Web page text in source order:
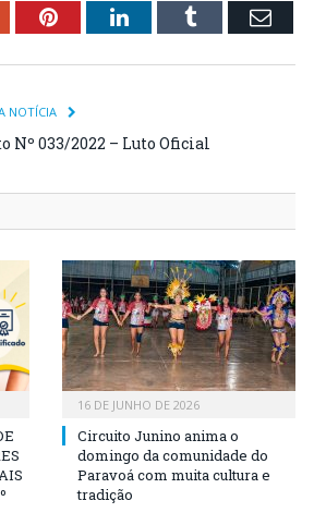
PinterestLinkedInTumblr Email
NOTÍCIA
Nº 033/2022 – Luto Oficial
16 DE JUNHO DE 2026
Circuito Junino anima o
domingo da comunidade do
Paravoá com muita cultura e
tradição